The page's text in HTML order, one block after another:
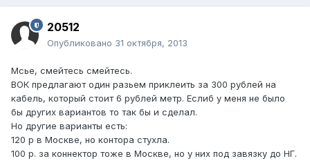
20512
Опубликовано 31 октября, 2013
Мсье, смейтесь смейтесь.
ВОК предлагают один разьем приклеить за 300 рублей на
кабель, который стоит 6 рублей метр. Еслиб у меня не было
бы других вариантов то так бы и сделал.
Но другие варианты есть:
120 р в Москве, но контора стухла.
100 р. за коннектор тоже в Москве, но у них под завязку до НГ.